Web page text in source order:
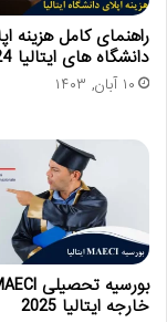
راهنمای کامل هزینه
دانشگاه های ایتالیا 2024
۱۰ آبان, ۱۴۰۳
خارجه ایتالیا 2025